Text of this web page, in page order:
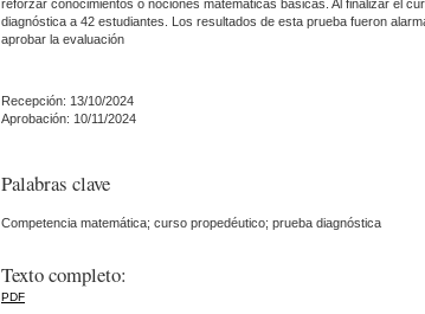
reforzar conocimientos o nociones matemáticas básicas. Al finalizar el
diagnóstica a 42 estudiantes. Los resultados de esta prueba fueron
aprobar la evaluación
Recepción: 13/10/2024
Aprobación: 10/11/2024
Palabras clave
Competencia matemática; curso propedéutico; prueba diagnóstica
Texto completo:
PDF